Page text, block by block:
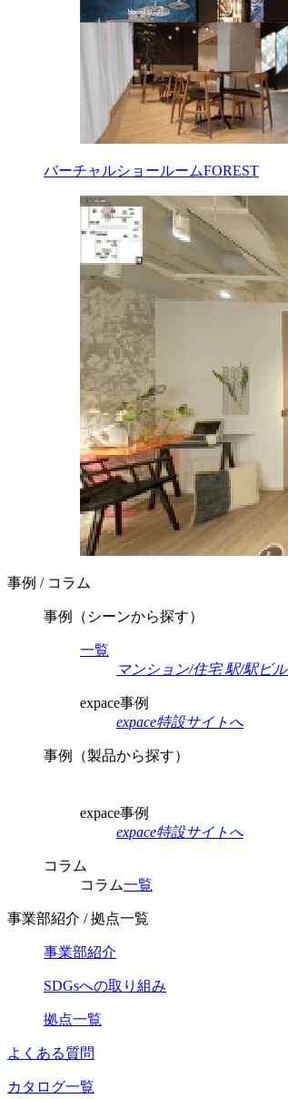
バーチャルショールームFOREST
事例 / コラム
事例（シーンから探す）
一覧
マンション/住宅 駅/駅ビル
expace事例
expace特設サイトへ
事例（製品から探す）
expace事例
expace特設サイトへ
コラム
コラム一覧
事業部紹介 / 拠点一覧
事業部紹介
SDGsへの取り組み
拠点一覧
よくある質問
カタログ一覧